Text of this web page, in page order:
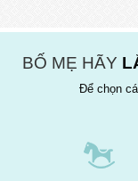
BỐ MẸ HÃY
Để chọn